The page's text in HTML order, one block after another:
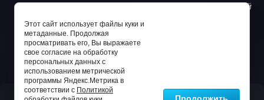
* Действующие цены на сегодня за кг на цветной
лом в килограммах.
* Действующие цены на сегодня за кг на чёрный
лом в тоннах.
Этот сайт использует файлы куки и
метаданные. Продолжая
просматривать его, Вы выражаете
свое согласие на обработку
персональных данных с
использованием метрической
программы Яндекс.Метрика в
соответствии с Политикой